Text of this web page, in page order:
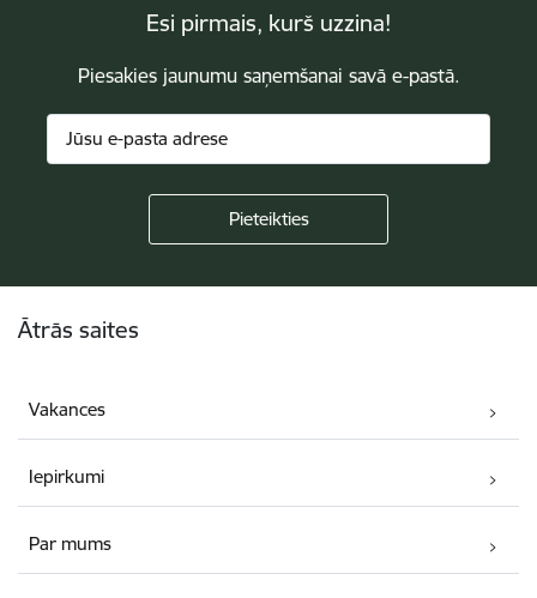
Esi pirmais, kurš uzzina!
Piesakies jaunumu saņemšanai savā e-pastā.
Ātrās saites
Vakances
Iepirkumi
Par mums